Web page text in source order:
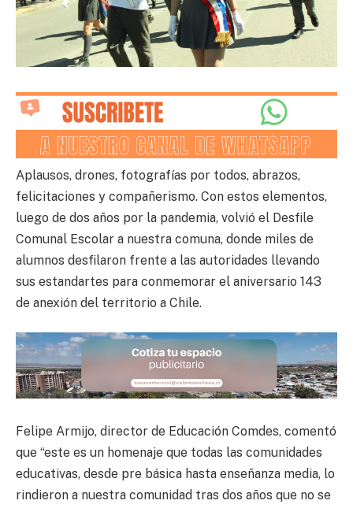
Aplausos, drones, fotografías por todos, abrazos,
felicitaciones y compañerismo. Con estos elementos,
luego de dos años por la pandemia, volvió el Desfile
Comunal Escolar a nuestra comuna, donde miles de
alumnos desfilaron frente a las autoridades llevando
sus estandartes para conmemorar el aniversario 143
de anexión del territorio a Chile.
Felipe Armijo, director de Educación Comdes, comentó
que “este es un homenaje que todas las comunidades
educativas, desde pre básica hasta enseñanza media, lo
rindieron a nuestra comunidad tras dos años que no se